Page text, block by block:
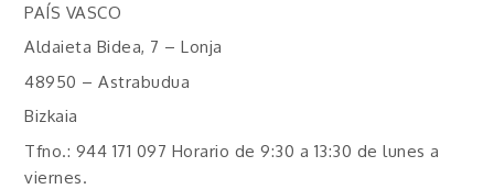
PAÍS VASCO
Aldaieta Bidea, 7 – Lonja
48950 – Astrabudua
Bizkaia
Tfno.: 944 171 097 Horario de 9:30 a 13:30 de lunes a
viernes.